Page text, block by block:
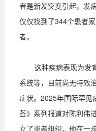
者是新发突变引起，发
仅仅找到了344个患者
者。
这种疾病表现为发
系统等，目前尚无特效
症状。2025年国际罕见
荟》系列报道对陈利伟
立了患者组织，他在一